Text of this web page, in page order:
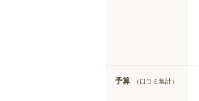
予算 （口コミ集計）